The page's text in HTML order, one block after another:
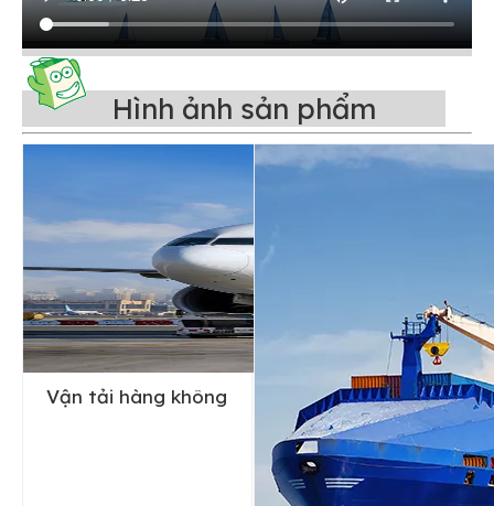
Hình ảnh sản phẩm
Vận tải hàng không